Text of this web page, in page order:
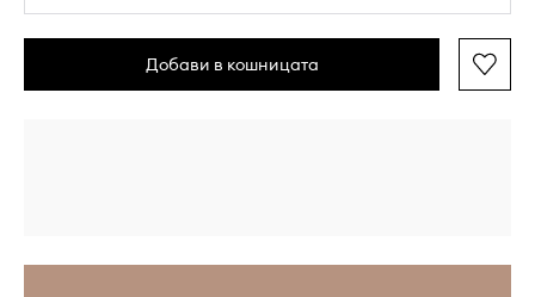
Добави в кошницата